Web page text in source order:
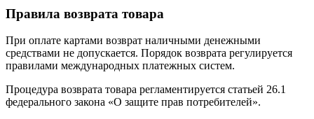
Правила возврата товара
При оплате картами возврат наличными денежными
средствами не допускается. Порядок возврата регулируется
правилами международных платежных систем.
Процедура возврата товара регламентируется статьей 26.1
федерального закона «О защите прав потребителей».